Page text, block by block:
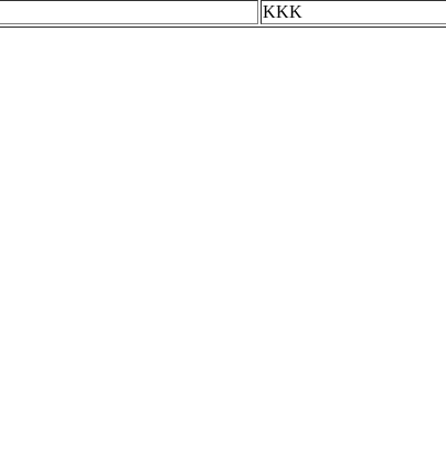
KKK